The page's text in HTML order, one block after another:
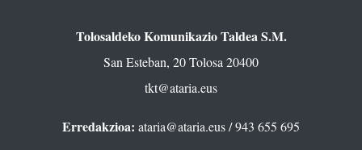
Tolosaldeko Komunikazio Taldea S.M.
San Esteban, 20 Tolosa 20400
tkt@ataria.eus
Erredakzioa: ataria@ataria.eus/ 943 655 695